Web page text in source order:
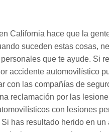
California hace que la
suceden estas cosas,
que te ayude. Si
accidente automovilístico
con las compañías de
reclamación por las
con lesiones
Si has resultado herido en